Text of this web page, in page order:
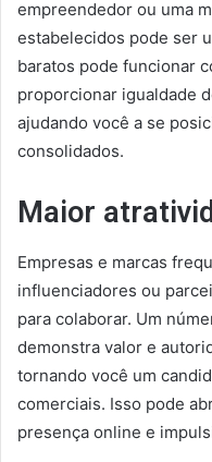
empreendedor ou uma
estabelecidos pode ser
baratos pode funcionar
proporcionar igualdade
ajudando você a se
consolidados.
Maior
Empresas e marcas
influenciadores ou
para colaborar. Um
demonstra valor e
tornando você um
comerciais. Isso pode
presença online e